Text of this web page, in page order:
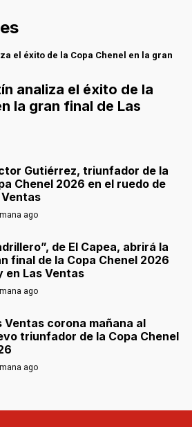
analiza el éxito de la
la gran final de Las
Gutiérrez, triunfador de la
Chenel 2026 en el ruedo de
ago
de El Capea, abrirá la
final de la Copa Chenel 2026
en Las Ventas
ago
Ventas corona mañana al
triunfador de la Copa Chenel
ago